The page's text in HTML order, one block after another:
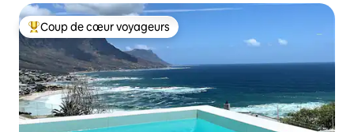
Coups de cœur voyageurs les plus appréciés
Coup de cœur voyageurs